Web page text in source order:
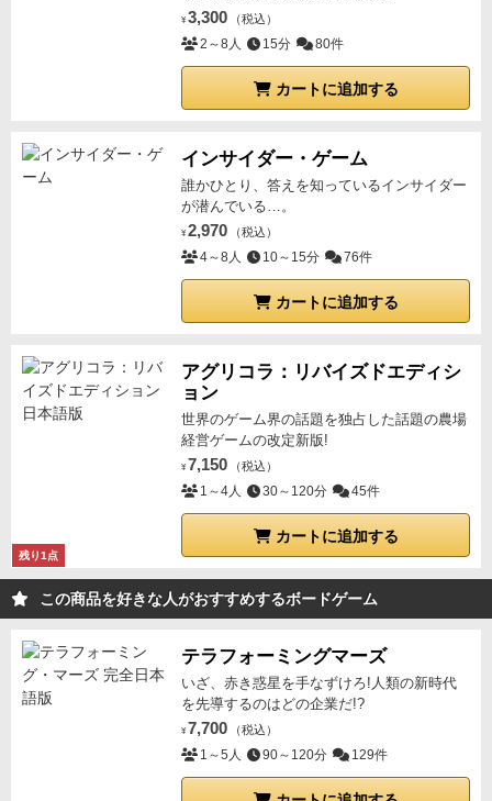
¥ 3,300 （税込）
2～8人 15分 80件
カートに追加する
インサイダー・ゲーム
誰かひとり、答えを知っているインサイダー
が潜んでいる…。
¥ 2,970 （税込）
4～8人 10～15分 76件
カートに追加する
残り1点
アグリコラ：リバイズドエディシ
ョン
世界のゲーム界の話題を独占した話題の農場
経営ゲームの改定新版!
¥ 7,150 （税込）
1～4人 30～120分 45件
カートに追加する
この商品を好きな人がおすすめするボードゲーム
テラフォーミングマーズ
いざ、赤き惑星を手なずけろ!人類の新時代
を先導するのはどの企業だ!?
¥ 7,700 （税込）
1～5人 90～120分 129件